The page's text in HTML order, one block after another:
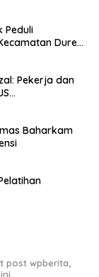
Peduli
Duren
Pekerja dan
Baharkam
post wpberita,